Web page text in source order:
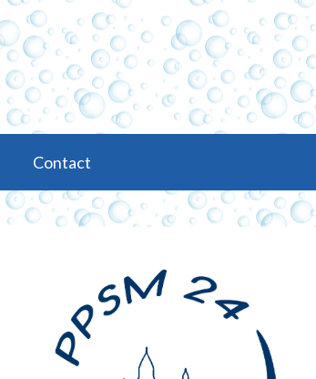
Contact